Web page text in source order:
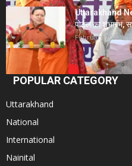
Uttarakhand
पोर्टल का शुभारंभ,
February 20, 2026
POPULAR CATEGORY
Uttarakhand
National
International
Nainital